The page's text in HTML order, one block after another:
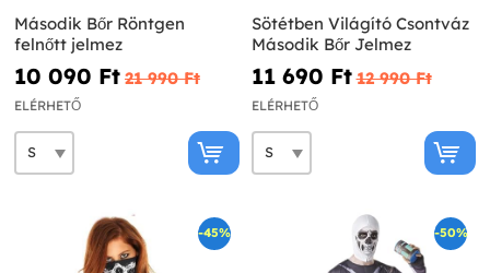
Második Bőr Röntgen
felnőtt jelmez
10 090 Ft‎ 21 990 Ft‎
ELÉRHETŐ
Sötétben Világító Csontváz
Második Bőr Jelmez
11 690 Ft‎ 12 990 Ft‎
ELÉRHETŐ
-45% -50%